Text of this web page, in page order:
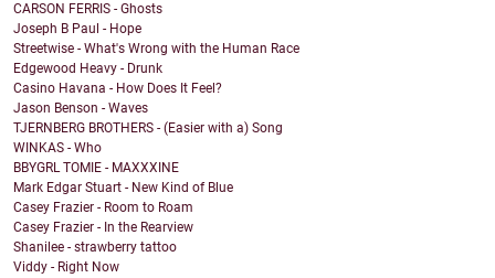
CARSON FERRIS - Ghosts
Joseph B Paul - Hope
Streetwise - What's Wrong with the Human Race
Edgewood Heavy - Drunk
Casino Havana - How Does It Feel?
Jason Benson - Waves
TJERNBERG BROTHERS - (Easier with a) Song
WINKAS - Who
BBYGRL TOMIE - MAXXXINE
Mark Edgar Stuart - New Kind of Blue
Casey Frazier - Room to Roam
Casey Frazier - In the Rearview
Shanilee - strawberry tattoo
Viddy - Right Now